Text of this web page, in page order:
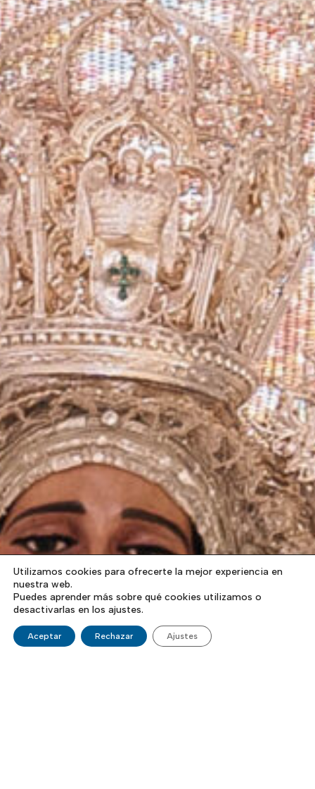
Utilizamos cookies para ofrecerte la mejor experiencia en
nuestra web.
Puedes aprender más sobre qué cookies utilizamos o
desactivarlas en los ajustes.
Aceptar Rechazar Ajustes